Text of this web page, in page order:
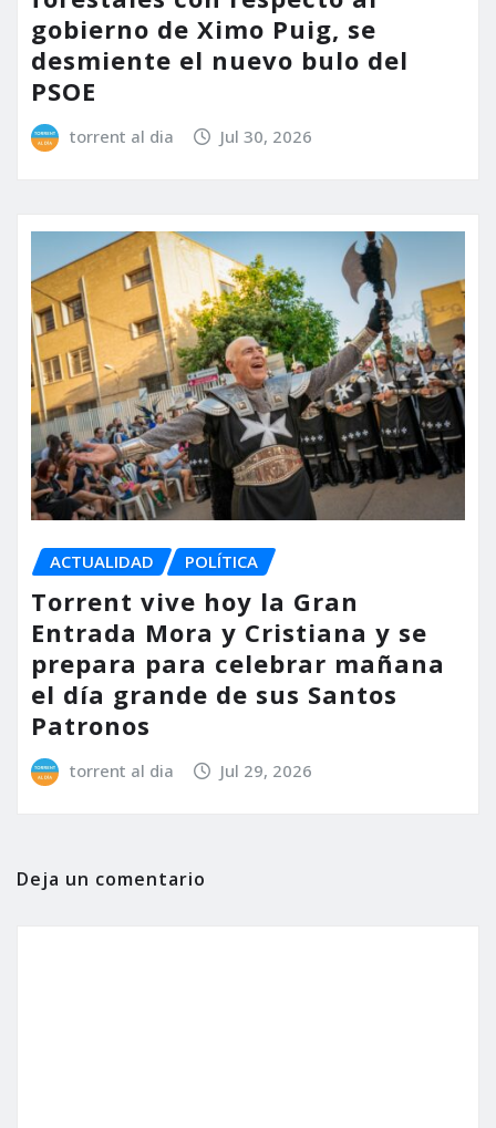
gobierno de Ximo Puig, se
desmiente el nuevo bulo del
PSOE
torrent al dia Jul 30, 2026
ACTUALIDAD POLÍTICA
Torrent vive hoy la Gran
Entrada Mora y Cristiana y se
prepara para celebrar mañana
el día grande de sus Santos
Patronos
torrent al dia Jul 29, 2026
Deja un comentario